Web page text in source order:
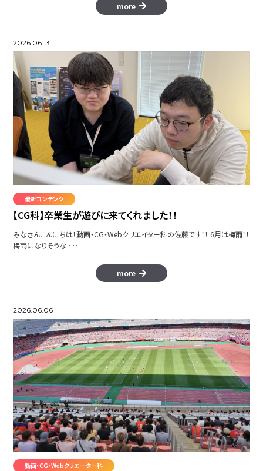
more
2026.06.13
最新コンテンツ
【CG科】卒業生が遊びに来てくれました！！
みなさんこんにちは！動画・CG・Webクリエイター科の佐藤です！！ 6月は梅雨！！
梅雨になりそうな ･･･
more
2026.06.06
動画・CG・Webクリエーター科